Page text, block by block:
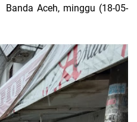
Aceh, minggu (18-05-